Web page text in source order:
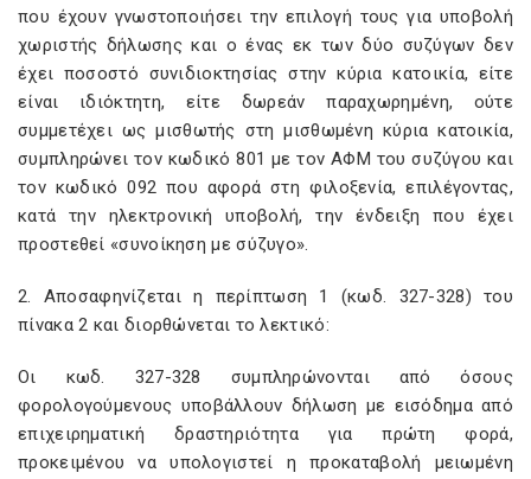
που έχουν γνωστοποιήσει την επιλογή τους για υποβολή
χωριστής δήλωσης και ο ένας εκ των δύο συζύγων δεν
έχει ποσοστό συνιδιοκτησίας στην κύρια κατοικία, είτε
είναι ιδιόκτητη, είτε δωρεάν παραχωρημένη, ούτε
συμμετέχει ως μισθωτής στη μισθωμένη κύρια κατοικία,
συμπληρώνει τον κωδικό 801 με τον ΑΦΜ του συζύγου και
τον κωδικό 092 που αφορά στη φιλοξενία, επιλέγοντας,
κατά την ηλεκτρονική υποβολή, την ένδειξη που έχει
προστεθεί «συνοίκηση με σύζυγο».
2. Αποσαφηνίζεται η περίπτωση 1 (κωδ. 327-328) του
πίνακα 2 και διορθώνεται το λεκτικό:
Οι κωδ. 327-328 συμπληρώνονται από όσους
φορολογούμενους υποβάλλουν δήλωση με εισόδημα από
επιχειρηματική δραστηριότητα για πρώτη φορά,
προκειμένου να υπολογιστεί η προκαταβολή μειωμένη